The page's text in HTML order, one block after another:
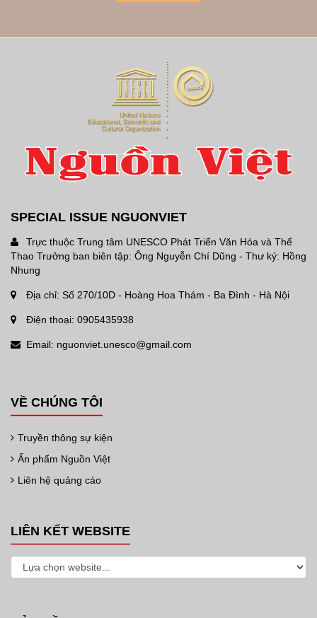
SPECIAL ISSUE NGUONVIET
Trực thuộc Trung tâm UNESCO Phát Triển Văn Hóa và Thể
Thao Trưởng ban biên tập: Ông Nguyễn Chí Dũng - Thư ký: Hồng
Nhung
Địa chỉ: Số 270/10D - Hoàng Hoa Thám - Ba Đình - Hà Nội
Điện thoại: 0905435938
Email: nguonviet.unesco@gmail.com
VỀ CHÚNG TÔI
Truyền thông sự kiện
Ấn phẩm Nguồn Việt
Liên hệ quảng cáo
LIÊN KẾT WEBSITE